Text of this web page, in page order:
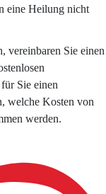
eine Heilung nicht
vereinbaren Sie einen
Sie einen
welche Kosten von
werden.